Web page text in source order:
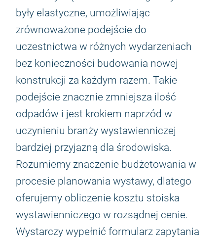
były elastyczne, umożliwiając
zrównoważone podejście do
uczestnictwa w różnych wydarzeniach
bez konieczności budowania nowej
konstrukcji za każdym razem. Takie
podejście znacznie zmniejsza ilość
odpadów i jest krokiem naprzód w
uczynieniu branży wystawienniczej
bardziej przyjazną dla środowiska.
Rozumiemy znaczenie budżetowania w
procesie planowania wystawy, dlatego
oferujemy obliczenie kosztu stoiska
wystawienniczego w rozsądnej cenie.
Wystarczy wypełnić formularz zapytania